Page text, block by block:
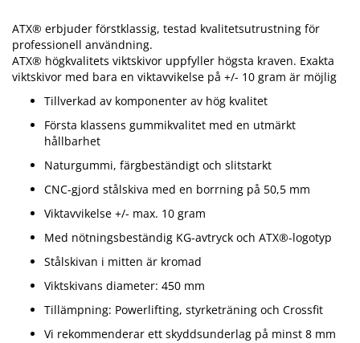
ATX® erbjuder förstklassig, testad kvalitetsutrustning för
professionell användning.
ATX® högkvalitets viktskivor uppfyller högsta kraven. Exakta
viktskivor med bara en viktavvikelse på +/- 10 gram är möjlig
Tillverkad av komponenter av hög kvalitet
Första klassens gummikvalitet med en utmärkt
hållbarhet
Naturgummi, färgbeständigt och slitstarkt
CNC-gjord stålskiva med en borrning på 50,5 mm
Viktavvikelse +/- max. 10 gram
Med nötningsbeständig KG-avtryck och ATX®-logotyp
Stålskivan i mitten är kromad
Viktskivans diameter: 450 mm
Tillämpning: Powerlifting, styrketräning och Crossfit
Vi rekommenderar ett skyddsunderlag på minst 8 mm